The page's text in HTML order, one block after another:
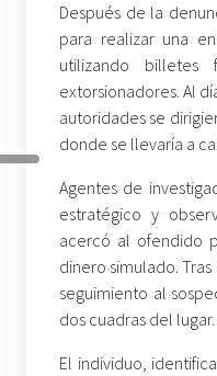
Después de la
para realizar una
utilizando
extorsionadores. Al
autoridades se
donde se llevaría a
Agentes de
estratégico y
acercó al ofendido
dinero simulado.
seguimiento al
dos cuadras del lugar.
El individuo,